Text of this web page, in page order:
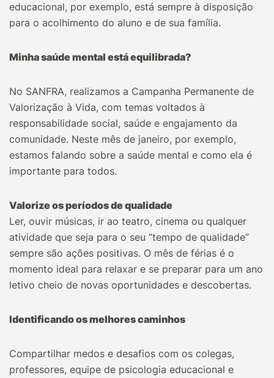
educacional, por exemplo, está sempre à disposição
para o acolhimento do aluno e de sua família.
Minha saúde mental está equilibrada?
No SANFRA, realizamos a Campanha Permanente de
Valorização à Vida, com temas voltados à
responsabilidade social, saúde e engajamento da
comunidade. Neste mês de janeiro, por exemplo,
estamos falando sobre a saúde mental e como ela é
importante para todos.
Valorize os períodos de qualidade
Ler, ouvir músicas, ir ao teatro, cinema ou qualquer
atividade que seja para o seu “tempo de qualidade”
sempre são ações positivas. O mês de férias é o
momento ideal para relaxar e se preparar para um ano
letivo cheio de novas oportunidades e descobertas.
Identificando os melhores caminhos
Compartilhar medos e desafios com os colegas,
professores, equipe de psicologia educacional e